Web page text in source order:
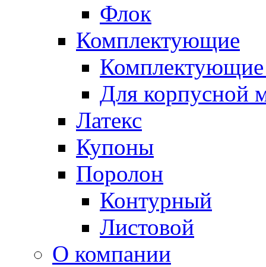
Флок
Комплектующие
Комплектующие
Для корпусной
Латекс
Купоны
Поролон
Контурный
Листовой
О компании